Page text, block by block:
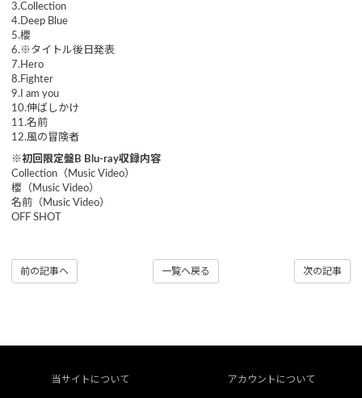
3.Collection
4.Deep Blue
5.櫻
6.※タイトル後日発表
7.Hero
8.Fighter
9.I am you
10.伸ばしかけ
11.名前
12.風の冒険者
※初回限定盤B Blu-ray収録内容
Collection（Music Video）
櫻（Music Video）
名前（Music Video）
OFF SHOT
前の記事へ 一覧へ戻る 次の記事
当サイトについて アカウントについて